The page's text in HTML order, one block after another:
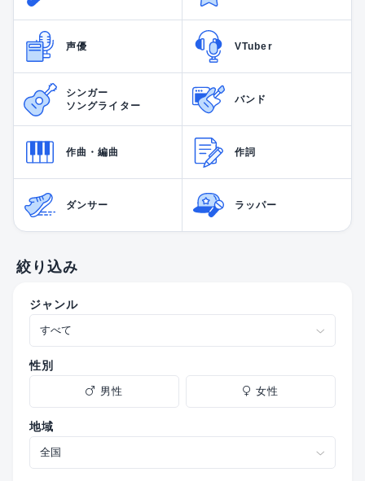
声優 VTuber
シンガー
ソングライター
バンド
作曲・編曲 作詞
ダンサー ラッパー
絞り込み
ジャンル
性別
男性 女性
地域